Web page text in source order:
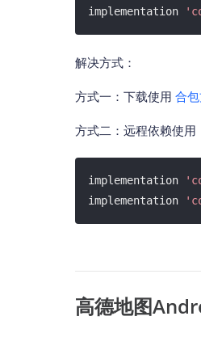
implementation
解决方式：
方式一：下载使用 合
方式二：远程依赖使用
implementation
implementation
高德地图